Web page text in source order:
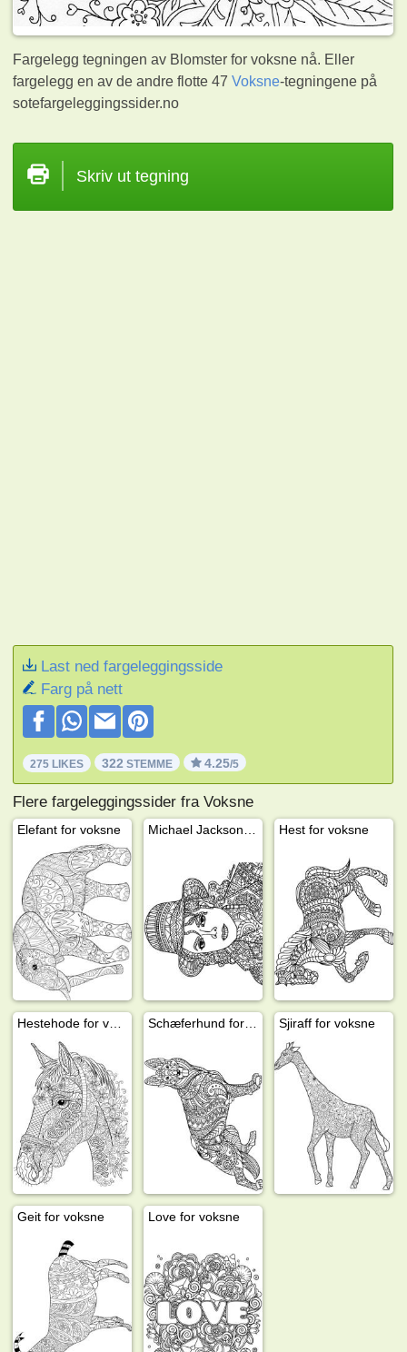
Fargelegg tegningen av Blomster for voksne nå. Eller
fargelegg en av de andre flotte 47Voksne-tegningene på
sotefargeleggingssider.no
Skriv ut tegning
Last ned fargeleggingsside
Farg på nett
275 LIKES 322 STEMME 4.25/5
Flere fargeleggingssider fra Voksne
Elefant for voksne Hest for voksne
Sjiraff for voksne
Geit for voksne Love for voksne